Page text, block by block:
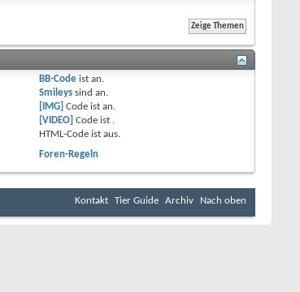
BB-Code istan.
Smileys sindan.
[IMG] Code istan.
[VIDEO] Code ist .
HTML-Code istaus.
Foren-Regeln
Kontakt Tier Guide Archiv Nach oben